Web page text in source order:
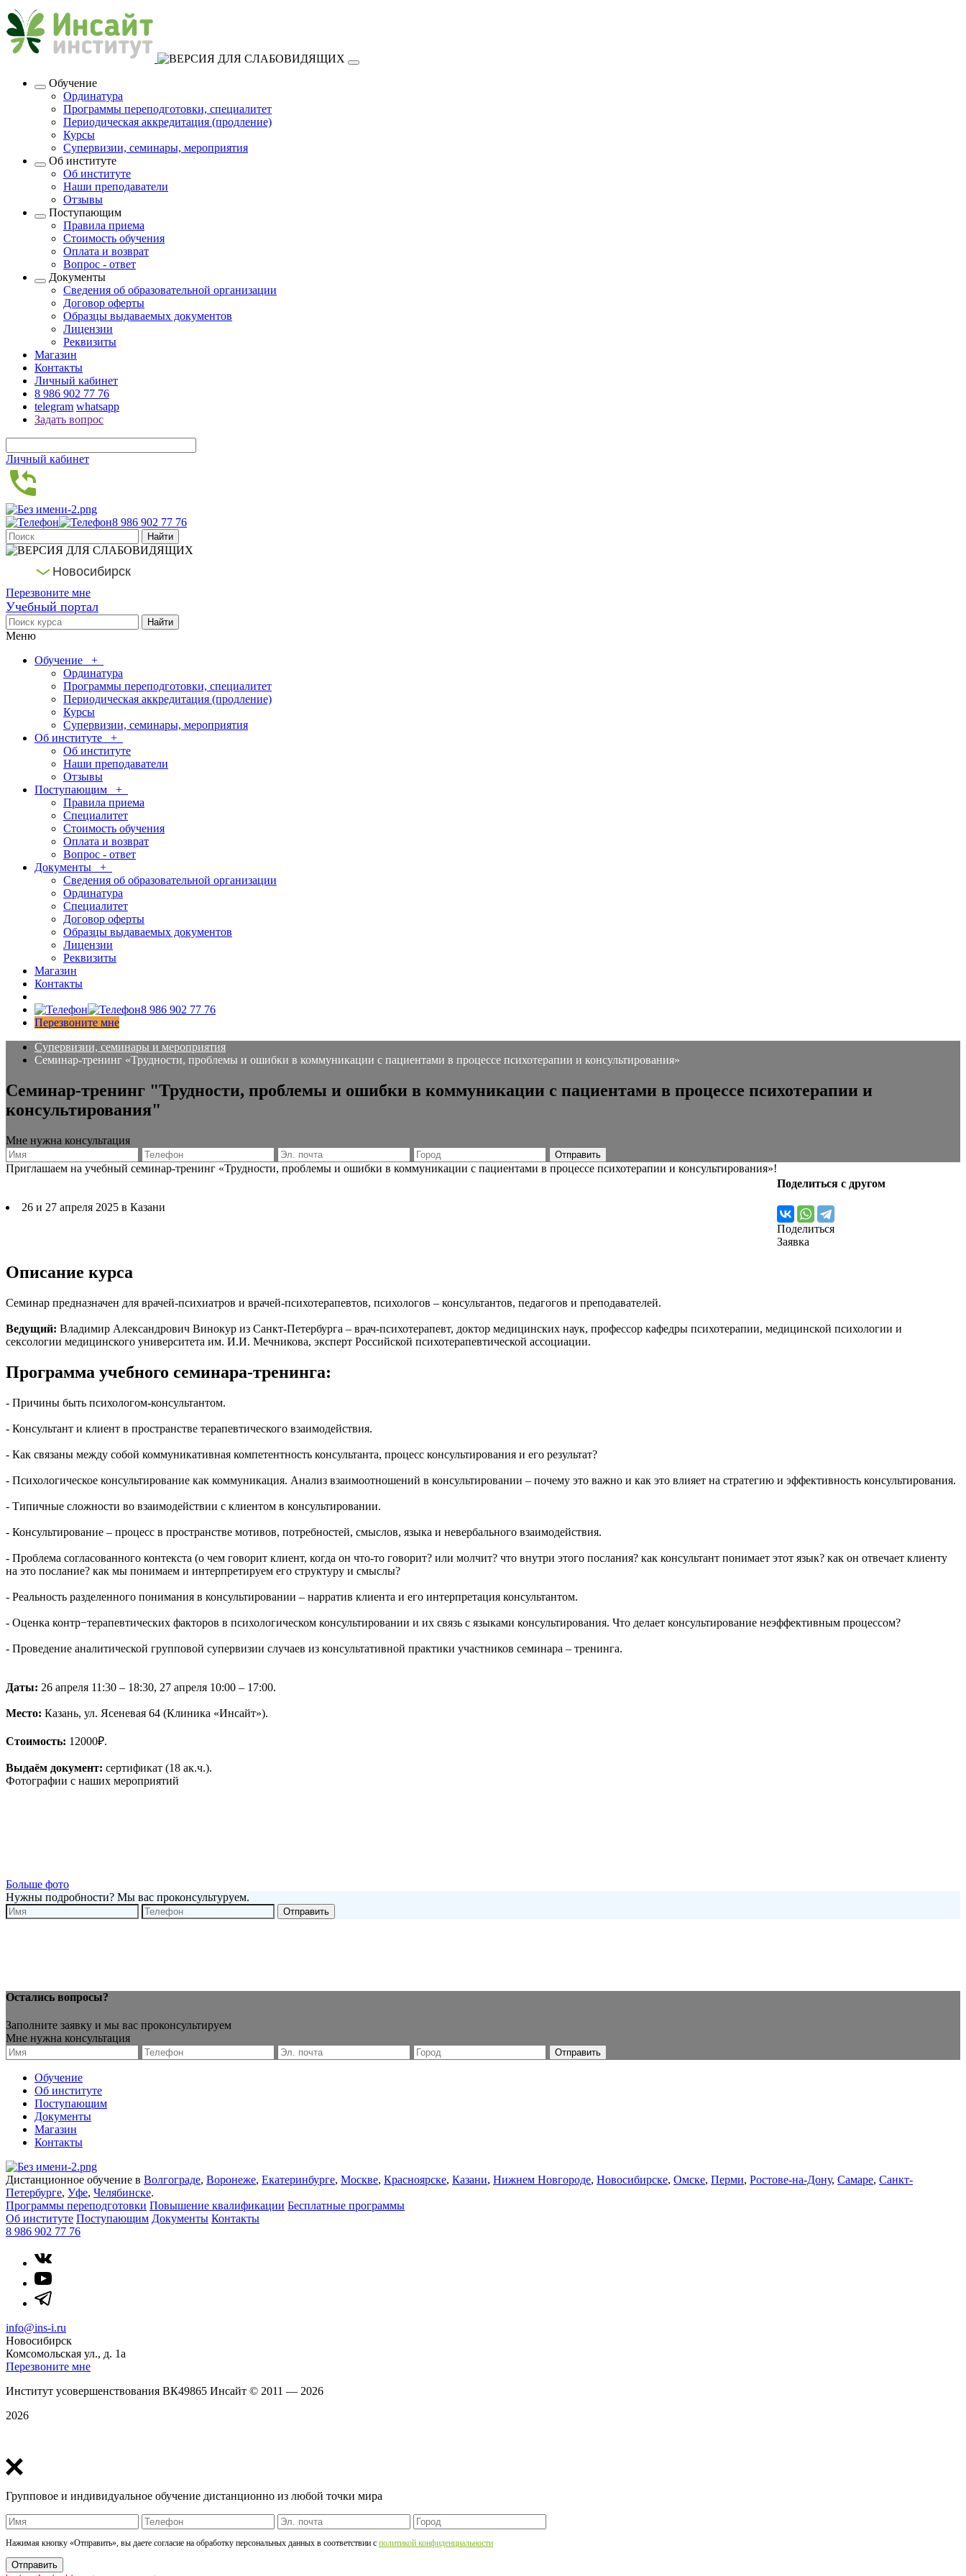
Обучение
Ординатура
Программы переподготовки, специалитет
Периодическая аккредитация (продление)
Курсы
Супервизии, семинары, мероприятия
Об институте
Об институте
Наши преподаватели
Отзывы
Поступающим
Правила приема
Стоимость обучения
Оплата и возврат
Вопрос - ответ
Документы
Сведения об образовательной организации
Договор оферты
Образцы выдаваемых документов
Лицензии
Реквизиты
Магазин
Контакты
Личный кабинет
8 986 902 77 76
telegram whatsapp
Задать вопрос
Личный кабинет
8 986 902 77 76
Новосибирск
Перезвоните мне
Учебный портал
Меню
Обучение
+
Ординатура
Программы переподготовки, специалитет
Периодическая аккредитация (продление)
Курсы
Супервизии, семинары, мероприятия
Об институте
+
Об институте
Наши преподаватели
Отзывы
Поступающим
+
Правила приема
Специалитет
Стоимость обучения
Оплата и возврат
Вопрос - ответ
Документы
+
Сведения об образовательной организации
Ординатура
Специалитет
Договор оферты
Образцы выдаваемых документов
Лицензии
Реквизиты
Магазин
Контакты
8 986 902 77 76
Перезвоните мне
Супервизии, семинары и мероприятия
Семинар-тренинг «Трудности, проблемы и ошибки в коммуникации с пациентами в процессе психотерапии и консультирования»
Cеминар-тренинг "Трудности, проблемы и ошибки в коммуникации с пациентами в процессе психотерапии и
консультирования"
Мне нужна консультация
Приглашаем на учебный семинар-тренинг «Трудности, проблемы и ошибки в коммуникации с пациентами в процессе психотерапии и консультирования»!
26 и 27 апреля 2025 в Казани
Поделиться с другом
Поделиться
Заявка
Описание курса
Семинар предназначен для врачей-психиатров и врачей-психотерапевтов, психологов – консультантов, педагогов и преподавателей.
Ведущий: Владимир Александрович Винокур из Санкт-Петербурга – врач-психотерапевт, доктор медицинских наук, профессор кафедры психотерапии, медицинской психологии и
сексологии медицинского университета им. И.И. Мечникова, эксперт Российской психотерапевтической ассоциации.
Программа учебного семинара-тренинга:
- Причины быть психологом-консультантом.
- Консультант и клиент в пространстве терапевтического взаимодействия.
- Как связаны между собой коммуникативная компетентность консультанта, процесс консультирования и его результат?
- Психологическое консультирование как коммуникация. Анализ взаимоотношений в консультировании – почему это важно и как это влияет на стратегию и эффективность консультирования.
- Типичные сложности во взаимодействии с клиентом в консультировании.
- Консультирование – процесс в пространстве мотивов, потребностей, смыслов, языка и невербального взаимодействия.
- Проблема согласованного контекста (о чем говорит клиент, когда он что-то говорит? или молчит? что внутри этого послания? как консультант понимает этот язык? как он отвечает клиенту
на это послание? как мы понимаем и интерпретируем его структуру и смыслы?
- Реальность разделенного понимания в консультировании – нарратив клиента и его интерпретация консультантом.
- Оценка контр−терапевтических факторов в психологическом консультировании и их связь с языками консультирования. Что делает консультирование неэффективным процессом?
- Проведение аналитической групповой супервизии случаев из консультативной практики участников семинара – тренинга.
Даты: 26 апреля 11:30 – 18:30, 27 апреля 10:00 – 17:00.
Место: Казань, ул. Ясеневая 64 (Клиника «Инсайт»).
Стоимость: 12000₽.
Выдаём документ: сертификат (18 ак.ч.).
Фотографии с наших мероприятий
Больше фото
Нужны подробности? Мы вас проконсультуруем.
Остались вопросы?
Заполните заявку и мы вас проконсультируем
Мне нужна консультация
Обучение
Об институте
Поступающим
Документы
Магазин
Контакты
Дистанционное обучение в Волгограде, Воронеже, Екатеринбурге, Москве, Красноярске, Казани, Нижнем Новгороде, Новосибирске, Омске, Перми, Ростове-на-Дону, Самаре, Санкт-
Петербурге, Уфе, Челябинске.
Программы переподготовки Повышение квалификации Бесплатные программы
Об институте Поступающим Документы Контакты
8 986 902 77 76
info@ins-i.ru
Новосибирск
Комсомольская ул., д. 1а
Перезвоните мне
Институт усовершенствования ВК49865 Инсайт © 2011 — 2026
2026
Групповое и индивидуальное обучение дистанционно из любой точки мира
Нажимая кнопку «Отправить», вы даете согласие на обработку персональных данных в соответствии c политикой конфиденциальности